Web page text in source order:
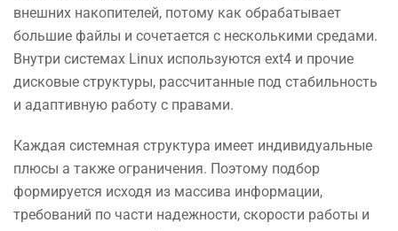
внешних накопителей, потому как обрабатывает
большие файлы и сочетается с несколькими средами.
Внутри системах Linux используются ext4 и прочие
дисковые структуры, рассчитанные под стабильность
и адаптивную работу с правами.
Каждая системная структура имеет индивидуальные
плюсы а также ограничения. Поэтому подбор
формируется исходя из массива информации,
требований по части надежности, скорости работы и